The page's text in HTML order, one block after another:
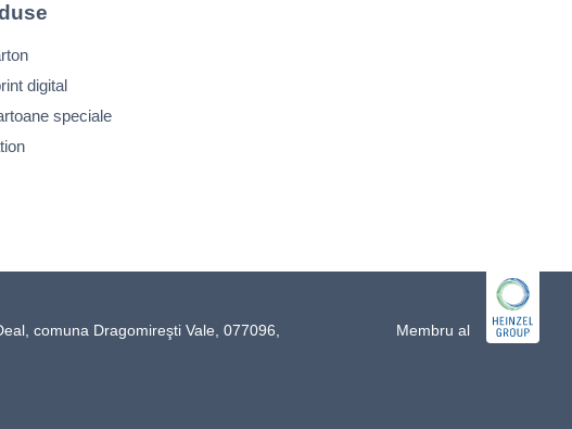
digital
speciale
comuna Dragomireşti Vale, 077096,
Membru al